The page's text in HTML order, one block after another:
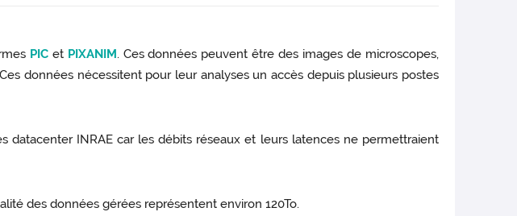
PICet PIXANIM. Ces données peuvent être des images de microscopes,
données nécessitent pour leur analyses un accès depuis plusieurs postes
datacenter INRAE car les débits réseaux et leurs latences ne permettraient
des données gérées représentent environ 120To.